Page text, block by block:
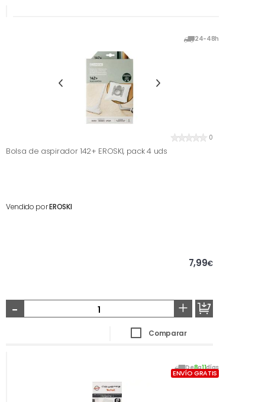
24-48h
0
Bolsa de aspirador 142+ EROSKI, pack 4 uds
Vendido porEROSKI
7,99€
- +
Comparar
De8a11días
ENVÍO GRATIS